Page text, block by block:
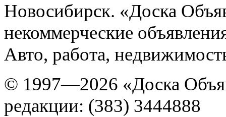
Новосибирск. «Доска
некоммерческие
Авто, работа,
© 1997—2026 «Доска
редакции: (383) 3444888